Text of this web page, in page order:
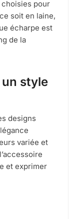
choisies pour
soit en laine,
écharpe est
de la
style
designs
variée et
et exprimer